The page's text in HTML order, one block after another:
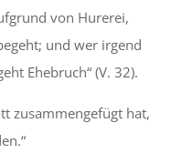
von Hurerei,
und wer irgend
Ehebruch“ (V. 32).
zusammengefügt hat,